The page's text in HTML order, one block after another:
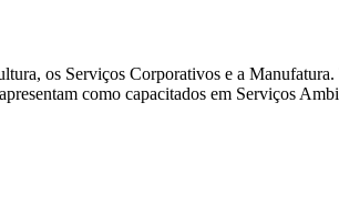
os Serviços Corporativos e a Manufatura.
como capacitados em Serviços